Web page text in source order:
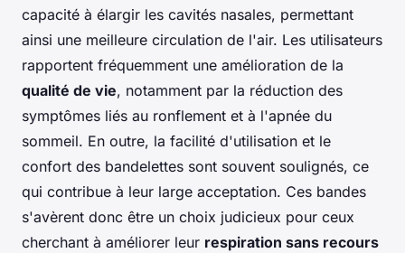
capacité à élargir les cavités nasales, permettant
ainsi une meilleure circulation de l'air. Les utilisateurs
rapportent fréquemment une amélioration de la
qualité de vie, notamment par la réduction des
symptômes liés au ronflement et à l'apnée du
sommeil. En outre, la facilité d'utilisation et le
confort des bandelettes sont souvent soulignés, ce
qui contribue à leur large acceptation. Ces bandes
s'avèrent donc être un choix judicieux pour ceux
cherchant à améliorer leur respiration sans recours